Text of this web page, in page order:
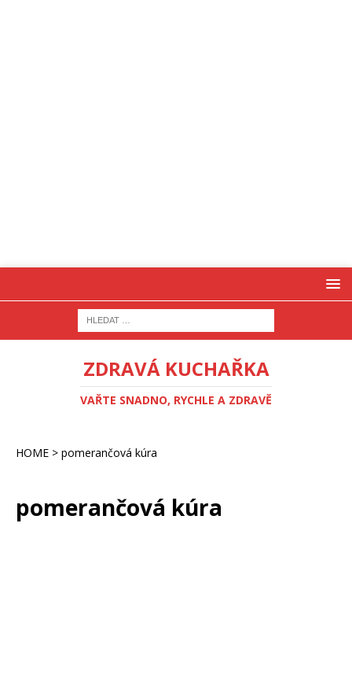
ZDRAVÁ KUCHAŘKA
VAŘTE SNADNO, RYCHLE A ZDRAVĚ
HOME > pomerančová kúra
pomerančová kúra